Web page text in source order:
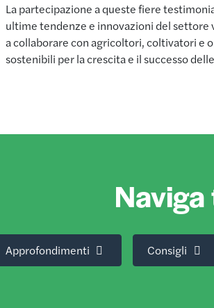
La partecipazione a queste fiere
ultime tendenze e innovazioni del settore
a collaborare con agricoltori, coltivatori e
sostenibili per la crescita e il successo
Approfondimenti Consigli